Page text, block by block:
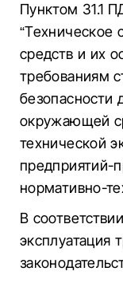
Пунктом 31.1
“Техническое
средств и их
требованиям
безопасности
окружающей
технической
предприятий-
нормативно-
В
эксплуатация